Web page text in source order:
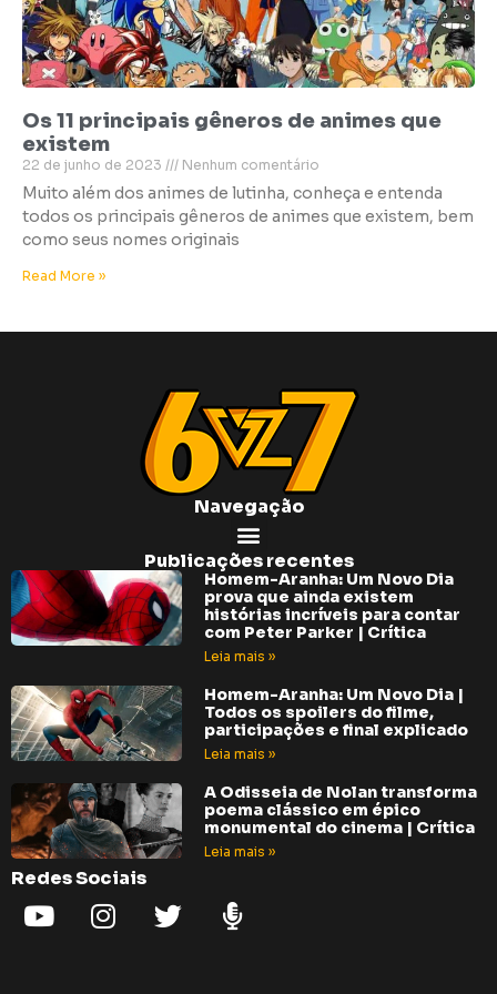
Os 11 principais gêneros de animes que
existem
22 de junho de 2023 Nenhum comentário
Muito além dos animes de lutinha, conheça e entenda
todos os principais gêneros de animes que existem, bem
como seus nomes originais
Read More »
Navegação
Publicações recentes
Homem-Aranha: Um Novo Dia
prova que ainda existem
histórias incríveis para contar
com Peter Parker | Crítica
Leia mais »
Homem-Aranha: Um Novo Dia |
Todos os spoilers do filme,
participações e final explicado
Leia mais »
A Odisseia de Nolan transforma
poema clássico em épico
monumental do cinema | Crítica
Leia mais »
Redes Sociais